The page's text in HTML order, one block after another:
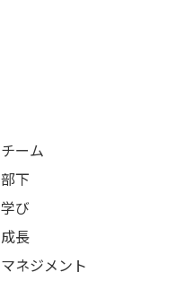
チーム
部下
学び
成長
マネジメント